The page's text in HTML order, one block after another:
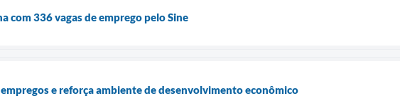
com 336 vagas de emprego pelo Sine
e reforça ambiente de desenvolvimento econômico